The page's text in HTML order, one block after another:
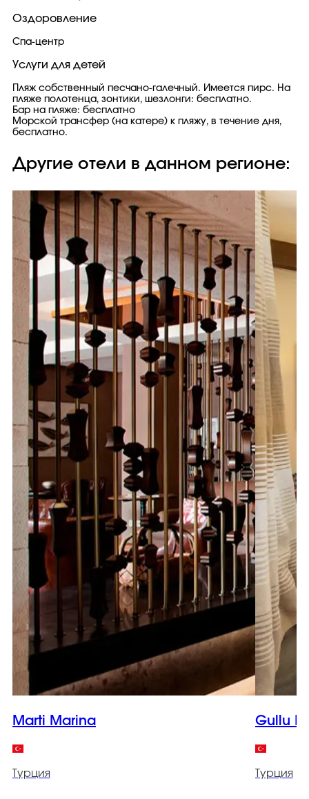
Оздоровление
Спа-центр
Услуги для детей
Пляж собственный песчано-галечный. Имеется пирс. На
пляже полотенца, зонтики, шезлонги: бесплатно.
Бар на пляже: бесплатно
Морской трансфер (на катере) к пляжу, в течение дня,
бесплатно.
Другие отели в данном регионе:
Marti Marina
Турция
Gullu
Турция